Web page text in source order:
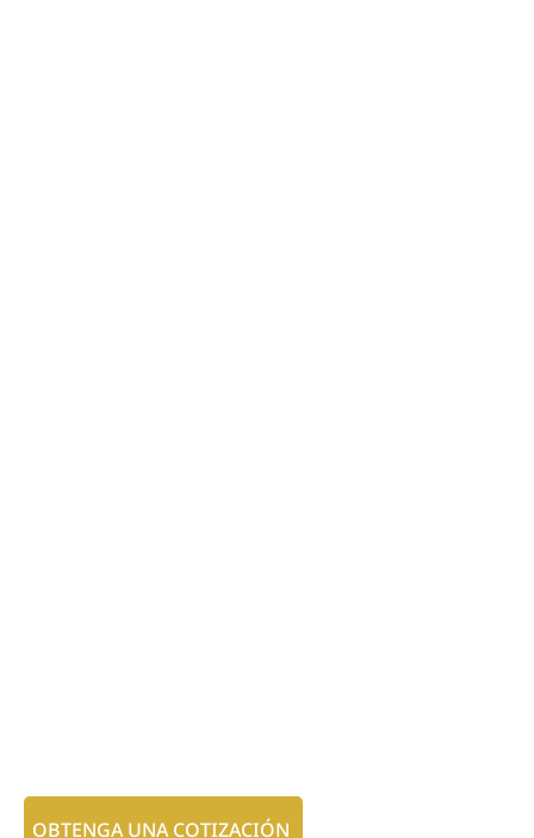
OBTENGA UNA COTIZACIÓN